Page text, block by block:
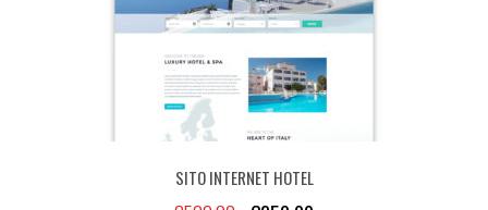
SITO INTERNET HOTEL